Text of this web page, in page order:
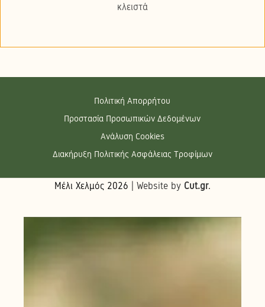
κλειστά
Πολιτική Απορρήτου
Προστασία Προσωπικών Δεδομένων
Ανάλυση Cookies
Διακήρυξη Πολιτικής Ασφάλειας Τροφίμων
Μέλι Χελμός 2026 | Website by Cut.gr.